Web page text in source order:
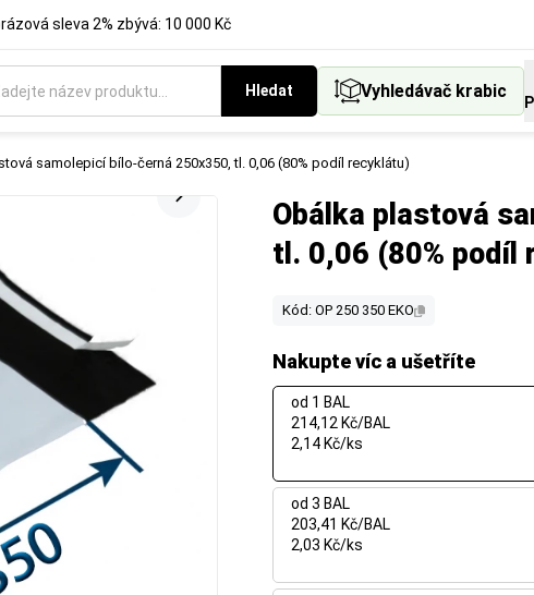
sleva 2% zbývá: 10 000 Kč
Hledat Vyhledávač krabic
samolepicí bílo-černá 250x350, tl. 0,06 (80% podíl recyklátu)
Obálka plastová
tl. 0,06 (80% podíl
Kód: OP 250 350 EKO
Nakupte víc a ušetříte
od 1 BAL
214,12 Kč/BAL
2,14 Kč/ks
od 3 BAL
203,41 Kč/BAL
2,03 Kč/ks